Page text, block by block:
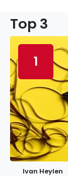
Top 3
1
Ivan Heylen